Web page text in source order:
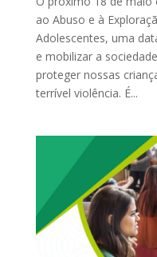
ao Abuso e à
Adolescentes, uma
e mobilizar a
proteger nossas
terrível violência. É...